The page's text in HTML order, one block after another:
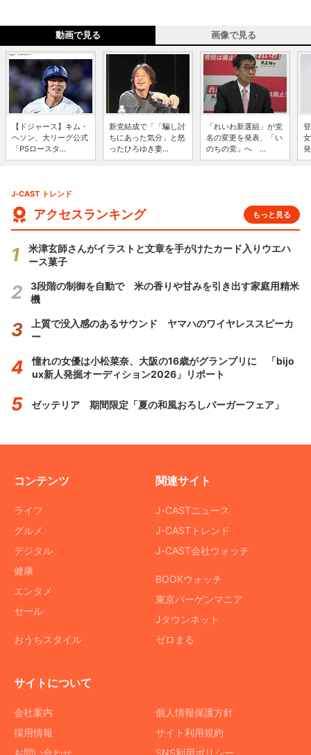
動画で見る 画像で見る
【ドジャース】キム・
ヘソン、大リーグ公式
「PSロースタ...
新党結成で「「騙し討
ちにあった気分」と怒
ったひろゆき妻...
「れいわ新選組」が党
名の変更を発表、「い
のちの党」へ ...
J-CAST トレンド
アクセスランキング もっと見る
米津玄師さんがイラストと文章を手がけたカード入りウエハ
ース菓子
3段階の制御を自動で 米の香りや甘みを引き出す家庭用精米
機
上質で没入感のあるサウンド ヤマハのワイヤレススピーカ
ー
憧れの女優は小松菜奈、大阪の16歳がグランプリに 「bijo
ux新人発掘オーディション2026」リポート
ゼッテリア 期間限定「夏の和風おろしバーガーフェア」
コンテンツ
ライフ
グルメ
デジタル
健康
エンタメ
セール
おうちスタイル
関連サイト
J-CASTニュース
J-CASTトレンド
J-CAST会社ウォッチ
BOOKウォッチ
東京バーゲンマニア
Jタウンネット
ゼロまる
サイトについて
会社案内
採用情報
お問い合わせ
個人情報保護方針
サイト利用規約
SNS利用ポリシー